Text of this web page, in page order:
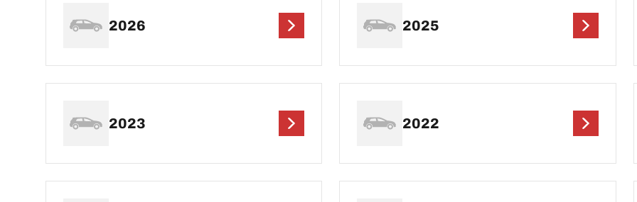
2026 2025
2023 2022